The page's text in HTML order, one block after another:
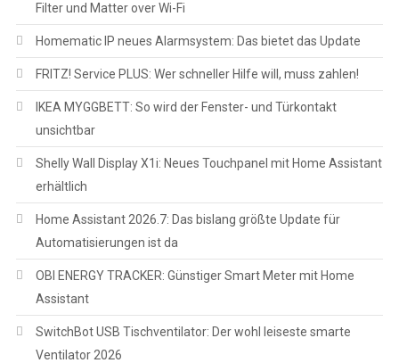
Filter und Matter over Wi-Fi
Homematic IP neues Alarmsystem: Das bietet das Update
FRITZ! Service PLUS: Wer schneller Hilfe will, muss zahlen!
IKEA MYGGBETT: So wird der Fenster- und Türkontakt
unsichtbar
Shelly Wall Display X1i: Neues Touchpanel mit Home Assistant
erhältlich
Home Assistant 2026.7: Das bislang größte Update für
Automatisierungen ist da
OBI ENERGY TRACKER: Günstiger Smart Meter mit Home
Assistant
SwitchBot USB Tischventilator: Der wohl leiseste smarte
Ventilator 2026